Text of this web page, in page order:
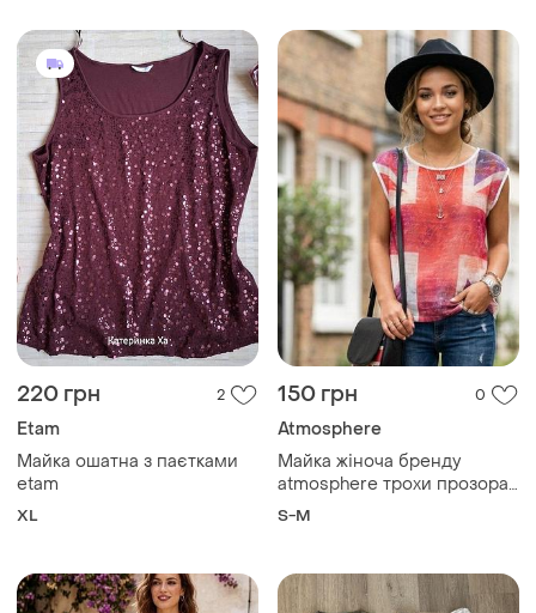
220 грн 2
Etam
Майка ошатна з паєтками
etam
XL
150 грн 0
Atmosphere
Майка жіноча бренду
atmosphere трохи прозора.
заміри : пог -57 см,
S-M